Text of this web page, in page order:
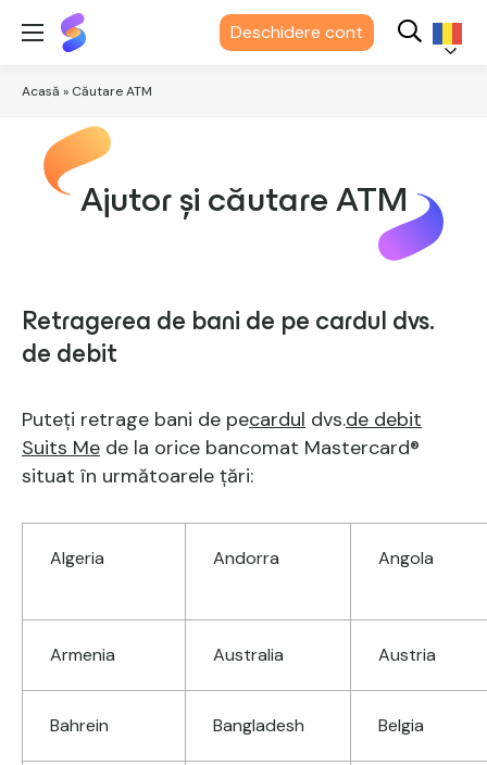
Suits
Me® Deschidere cont
Acasă » Căutare ATM
Ajutor și căutare ATM
Retragerea de bani de pe cardul dvs.
de debit
Puteți retrage bani de pecardul dvs.de debit
Suits Me de la orice bancomat Mastercard®
situat în următoarele țări:
Algeria Andorra Angola
Armenia Australia Austria
Bahrein Bangladesh Belgia